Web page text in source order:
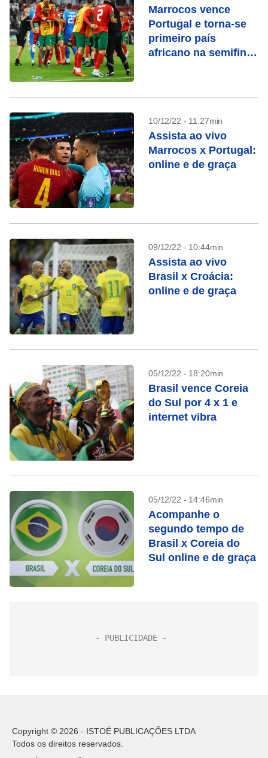
Marrocos vence
Portugal e torna-se
primeiro país
africano na semifinal
10/12/22 - 11:27min
Assista ao vivo
Marrocos x Portugal:
online e de graça
09/12/22 - 10:44min
Assista ao vivo
Brasil x Croácia:
online e de graça
05/12/22 - 18:20min
Brasil vence Coreia
do Sul por 4 x 1 e
internet vibra
05/12/22 - 14:46min
Acompanhe o
segundo tempo de
Brasil x Coreia do
Sul online e de graça
Copyright © 2026 - ISTOÉ PUBLICAÇÕES LTDA
Todos os direitos reservados.